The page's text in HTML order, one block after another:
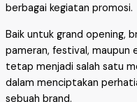
berbagai kegiatan promosi.
Baik untuk grand opening,
pameran, festival, maupun
tetap menjadi salah satu
dalam menciptakan
sebuah brand.